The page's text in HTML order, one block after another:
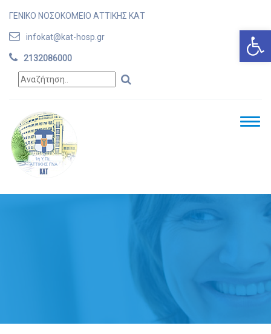
ΓΕΝΙΚΟ ΝΟΣΟΚΟΜΕΙΟ ΑΤΤΙΚΗΣ ΚΑΤ
infokat@kat-hosp.gr
2132086000